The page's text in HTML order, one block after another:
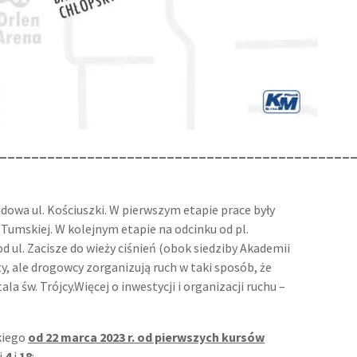
ul. Kościuszki. W pierwszym etapie prace były
W kolejnym etapie na odcinku od pl.
ul. Zacisze do wieży ciśnień (obok siedziby Akademii
ale drogowcy zorganizują ruch w taki sposób, że
św. Trójcy.Więcej o inwestycji i organizacji ruchu –
od 22 marca 2023 r. od pierwszych kursów